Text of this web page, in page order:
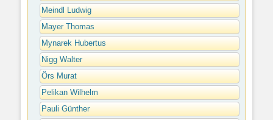
Meindl Ludwig
Mayer Thomas
Mynarek Hubertus
Nigg Walter
Örs Murat
Pelikan Wilhelm
Pauli Günther